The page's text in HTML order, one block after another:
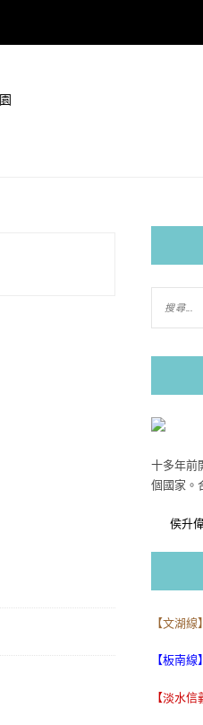
十多年前
個國家。
侯升
【文湖線】
【板南線】
【淡水信